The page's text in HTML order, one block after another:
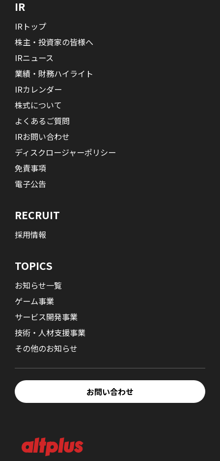
IR
IRトップ
株主・投資家の皆様へ
IRニュース
業績・財務ハイライト
IRカレンダー
株式について
よくあるご質問
IRお問い合わせ
ディスクロージャーポリシー
免責事項
電子公告
RECRUIT
採用情報
TOPICS
お知らせ一覧
ゲーム事業
サービス開発事業
技術・人材支援事業
その他のお知らせ
お問い合わせ